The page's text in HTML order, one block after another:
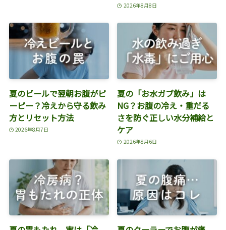
2026年8月8日
夏のビールで翌朝お腹がピ
ーピー？冷えから守る飲み
方とリセット方法
2026年8月7日
夏の「お水ガブ飲み」は
NG？お腹の冷え・重だる
さを防ぐ正しい水分補給と
ケア
2026年8月6日